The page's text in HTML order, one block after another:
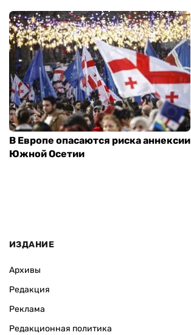
В Европе опасаются риска аннексии
Южной Осетии
ИЗДАНИЕ
Архивы
Редакция
Реклама
Редакционная политика